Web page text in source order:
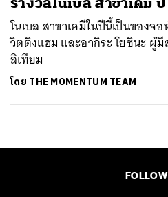
โนเบล สาขาเคมีในปีนี้เป็นของ
วิตติงแฮม และอากิระ โยชินะ ผู้
ลิเทียม
โดย THE MOMENTUM TEAM